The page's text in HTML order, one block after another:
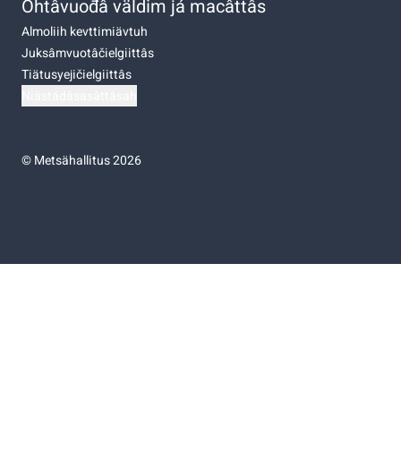
Ohtâvuođâ väldim já macâttâs
Almoliih kevttimiävtuh
Juksâmvuotâčielgiittâs
Tiätusyejičielgiittâs
©Metsähallitus 2026